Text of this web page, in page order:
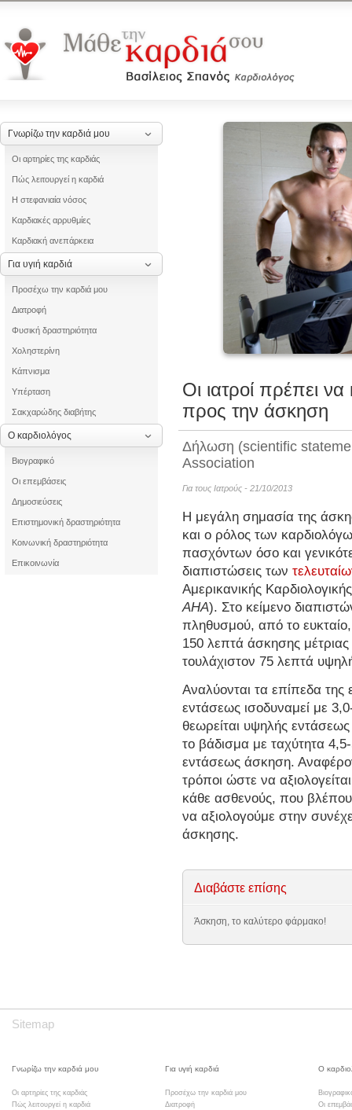
Γνωρίζω την καρδιά μου
Οι αρτηρίες της καρδιάς
Πώς λειτουργεί η καρδιά
Η στεφανιαία νόσος
Καρδιακές αρρυθμίες
Καρδιακή ανεπάρκεια
Για υγιή καρδιά
Προσέχω την καρδιά μου
Διατροφή
Φυσική δραστηριότητα
Χοληστερίνη
Κάπνισμα
Υπέρταση
Σακχαρώδης διαβήτης
Ο καρδιολόγος
Βιογραφικό
Οι επεμβάσεις
Δημοσιεύσεις
Επιστημονική δραστηριότητα
Κοινωνική δραστηριότητα
Επικοινωνία
Οι ιατροί πρέπει
προς την άσκηση
Δήλωση (scientific
Association
Για τους Ιατρούς - 21/10/2013
Η μεγάλη σημασία της
και ο ρόλος των
πασχόντων όσο και
διαπιστώσεις των
Αμερικανικής
AHA). Στο κείμενο
πληθυσμού, από το
150 λεπτά άσκησης
τουλάχιστον 75 λεπτά
Αναλύονται τα επίπεδα
εντάσεως ισοδυναμεί με
θεωρείται υψηλής
το βάδισμα με ταχύτητα
εντάσεως άσκηση.
τρόποι ώστε να
κάθε ασθενούς, που
να αξιολογούμε στην
άσκησης.
Διαβάστε επίσης
Άσκηση, το καλύτερο φάρμακο!
Sitemap
Γνωρίζω την καρδιά μου
Οι αρτηρίες της καρδιάς
Πώς λειτουργεί η καρδιά
Για υγιή καρδιά
Προσέχω την καρδιά μου
Διατροφή
Ο
Οι